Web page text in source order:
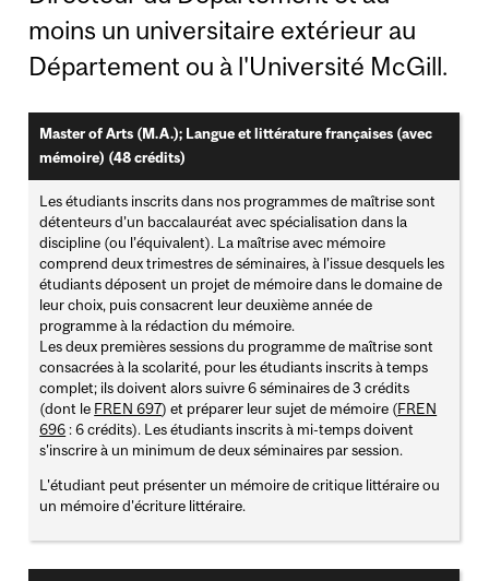
moins un universitaire extérieur au
Département ou à l'Université McGill.
Master of Arts (M.A.); Langue et littérature françaises (avec
mémoire) (48 crédits)
Les étudiants inscrits dans nos programmes de maîtrise sont
détenteurs d’un baccalauréat avec spécialisation dans la
discipline (ou l’équivalent). La maîtrise avec mémoire
comprend deux trimestres de séminaires, à l’issue desquels les
étudiants déposent un projet de mémoire dans le domaine de
leur choix, puis consacrent leur deuxième année de
programme à la rédaction du mémoire.
Les deux premières sessions du programme de maîtrise sont
consacrées à la scolarité, pour les étudiants inscrits à temps
complet; ils doivent alors suivre 6 séminaires de 3 crédits
(dont le FREN 697) et préparer leur sujet de mémoire (FREN
696: 6 crédits). Les étudiants inscrits à mi-temps doivent
s'inscrire à un minimum de deux séminaires par session.
L'étudiant peut présenter un mémoire de critique littéraire ou
un mémoire d'écriture littéraire.